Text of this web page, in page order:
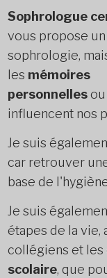
Sophrologue
vous propose
sophrologie,
les mémoires
personnellesou
influencent nos
Je suis
car retrouver
base de
Je suis
étapes de la vie,
collégiens et les
scolaire, que